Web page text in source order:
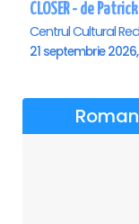
Roman